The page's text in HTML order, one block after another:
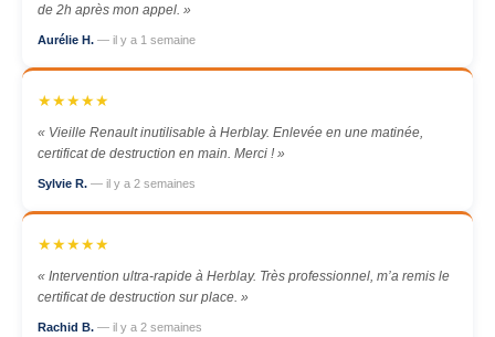
de 2h après mon appel. »
Aurélie H. — il y a 1 semaine
★★★★★
« Vieille Renault inutilisable à Herblay. Enlevée en une matinée,
certificat de destruction en main. Merci ! »
Sylvie R. — il y a 2 semaines
★★★★★
« Intervention ultra-rapide à Herblay. Très professionnel, m’a remis le
certificat de destruction sur place. »
Rachid B. — il y a 2 semaines